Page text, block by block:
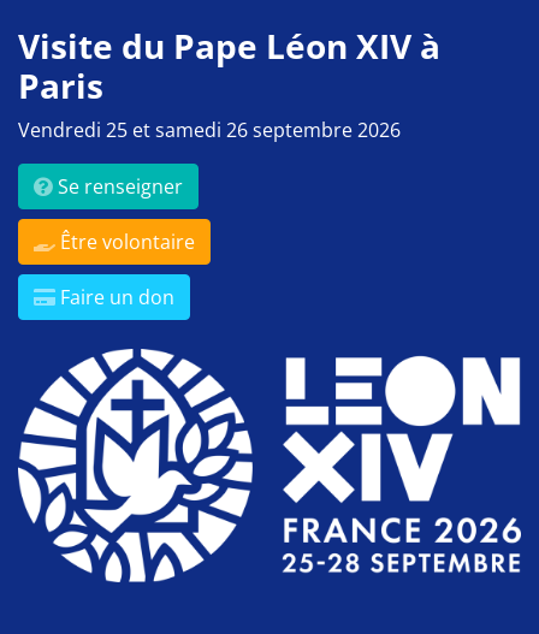
Visite du Pape Léon XIV à
Paris
Vendredi 25 et samedi 26 septembre 2026
Se renseigner
Être volontaire
Faire un don